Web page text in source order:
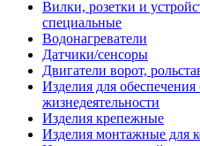
Вилки, розетки и
специальные
Водонагреватели
Датчики/сенсоры
Двигатели ворот,
Изделия для обеспечения
жизнедеятельности
Изделия крепежные
Изделия монтажные для